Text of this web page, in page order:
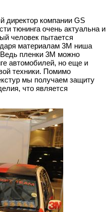
директор компании GS
тюнинга очень актуальна и
человек пытается
материалам 3М ниша
Ведь пленки 3М можно
автомобилей, но еще и
техники. Помимо
мы получаем защиту
что является